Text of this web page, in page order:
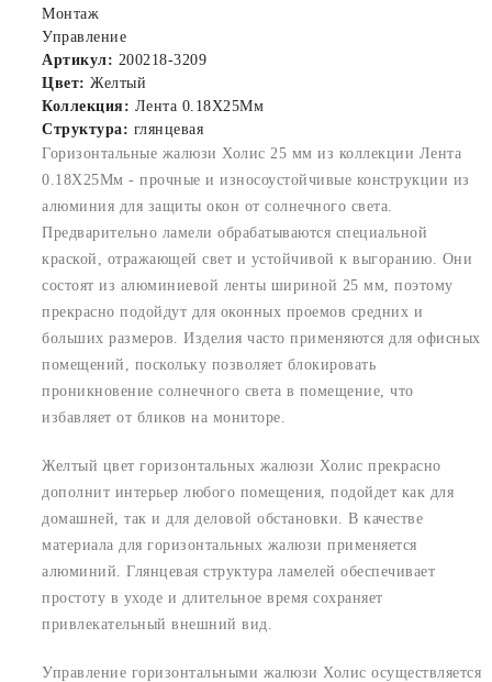
Монтаж
Управление
Артикул: 200218-3209
Цвет: Желтый
Коллекция: Лента 0.18X25Мм
Структура: глянцевая
Горизонтальные жалюзи Холис 25 мм из коллекции Лента
0.18X25Мм - прочные и износоустойчивые конструкции из
алюминия для защиты окон от солнечного света.
Предварительно ламели обрабатываются специальной
краской, отражающей свет и устойчивой к выгоранию. Они
состоят из алюминиевой ленты шириной 25 мм, поэтому
прекрасно подойдут для оконных проемов средних и
больших размеров. Изделия часто применяются для офисных
помещений, поскольку позволяет блокировать
проникновение солнечного света в помещение, что
избавляет от бликов на мониторе.
Желтый цвет горизонтальных жалюзи Холис прекрасно
дополнит интерьер любого помещения, подойдет как для
домашней, так и для деловой обстановки. В качестве
материала для горизонтальных жалюзи применяется
алюминий. Глянцевая структура ламелей обеспечивает
простоту в уходе и длительное время сохраняет
привлекательный внешний вид.
Управление горизонтальными жалюзи Холис осуществляется